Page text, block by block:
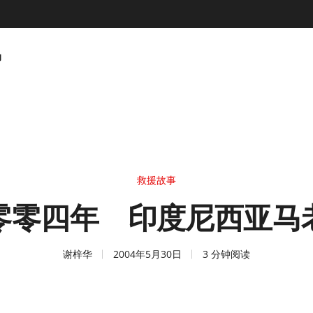
救援故事
零四年 印度尼西亚马
谢梓华 2004年5月30日 3 分钟阅读